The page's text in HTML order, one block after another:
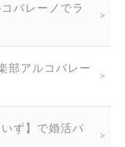
バレーノでラ
部アルコバレー
ず】で婚活パ